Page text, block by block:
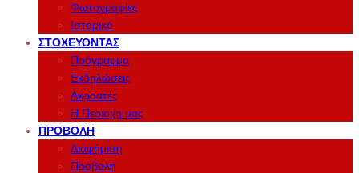
Φωτογραφίες
Ιστορικό
ΣΤΟΧΕΎΟΝΤΑΣ
Πρόγραμμα
Εκδηλώσεις
Ακροατές
Η Περιοχη μας
ΠΡΟΒΟΛΉ
Διαφήμιση
Προβολή